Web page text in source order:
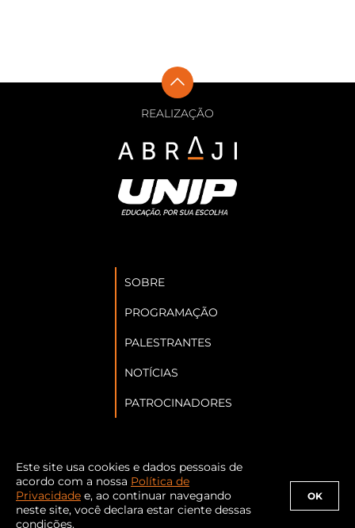
REALIZAÇÃO
SOBRE
PROGRAMAÇÃO
PALESTRANTES
NOTÍCIAS
PATROCINADORES
Siga a Abraji nas redes sociais:
Este site usa cookies e dados pessoais de
acordo com a nossa Política de
Privacidade e, ao continuar navegando
neste site, você declara estar ciente dessas
condições.
OK